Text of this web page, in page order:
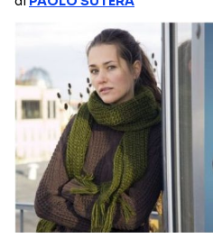
Categorie
NOTIZIE
ANTEPRIME
RETROSCENA